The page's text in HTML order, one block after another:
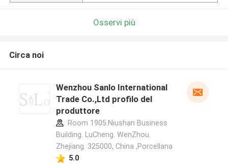
Osservi più
Circa noi
Wenzhou Sanlo International
Trade Co.,Ltd profilo del
produttore
Room 1905.Niushan Business
Building. LuCheng. WenZhou.
Zhejiang. 325000, China ,Porcellana
5.0